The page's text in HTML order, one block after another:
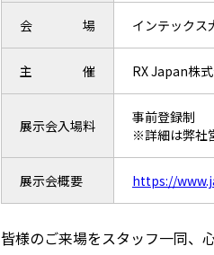
会 場 インテックス
主 催 RX Japan株
展示会入場料
事前登録制
※詳細は弊社
展示会概要 https://
皆様のご来場をスタッフ一同、